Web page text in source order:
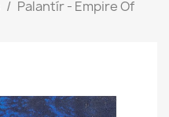
Palantír - Empire Of